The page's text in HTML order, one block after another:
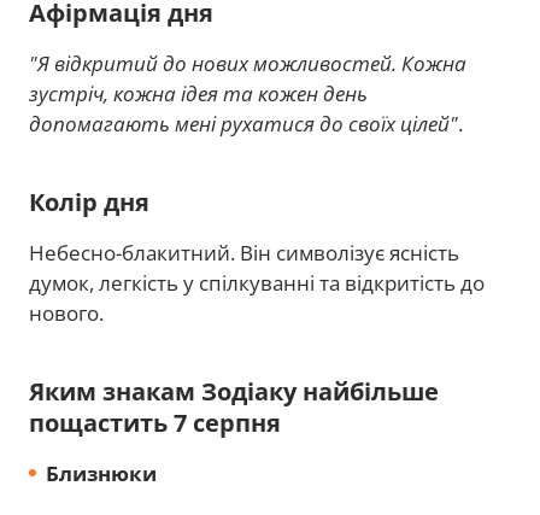
Афірмація дня
"Я відкритий до нових можливостей. Кожна
зустріч, кожна ідея та кожен день
допомагають мені рухатися до своїх цілей".
Колір дня
Небесно-блакитний. Він символізує ясність
думок, легкість у спілкуванні та відкритість до
нового.
Яким знакам Зодіаку найбільше
пощастить 7 серпня
Близнюки